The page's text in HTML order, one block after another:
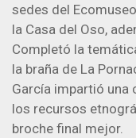
sedes del
la Casa del Oso,
Completó la
la braña de La
García impartió una
los recursos
broche final mejor.